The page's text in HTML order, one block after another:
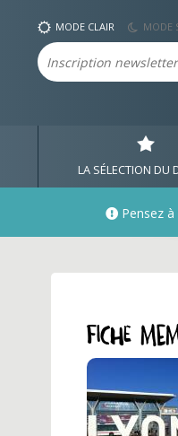
Profil et
MODE CLAIR MODE
Email
LA SÉLECTION DU
Pensez
Fiche